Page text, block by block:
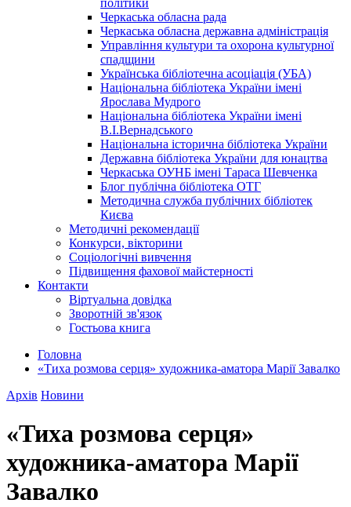
політики
Черкаська обласна рада
Черкаська обласна державна адміністрація
Управління культури та охорона культурної
спадщини
Українська бібліотечна асоціація (УБА)
Національна бібліотека України імені
Ярослава Мудрого
Національна бібліотека України імені
В.І.Вернадського
Національна історична бібліотека України
Державна бібліотека України для юнацтва
Черкаська ОУНБ імені Тараса Шевченка
Блог публічна бібліотека ОТГ
Методична служба публічних бібліотек
Києва
Методичні рекомендації
Конкурси, вікторини
Соціологічні вивчення
Підвищення фахової майстерності
Контакти
Віртуальна довідка
Зворотній зв'язок
Гостьова книга
Головна
«Тиха розмова серця» художника-аматора Марії Завалко
Архів Новини
«Тиха розмова серця»
художника-аматора Марії
Завалко